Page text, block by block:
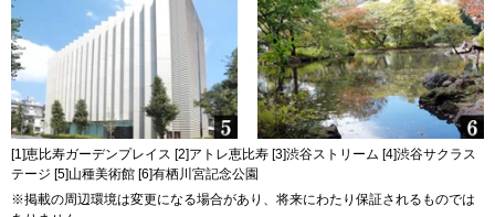
[1]恵比寿ガーデンプレイス [2]アトレ恵比寿 [3]渋谷ストリーム [4]渋谷サクラス
テージ [5]山種美術館 [6]有栖川宮記念公園
※掲載の周辺環境は変更になる場合があり、将来にわたり保証されるものでは